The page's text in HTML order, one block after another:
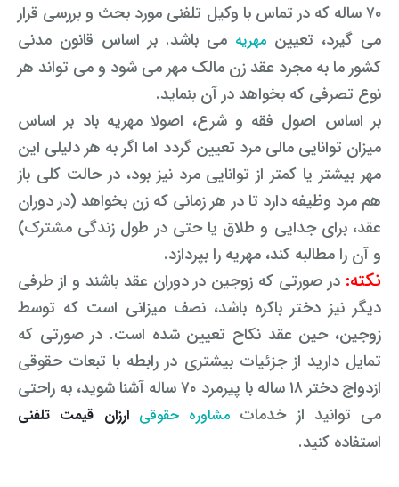
۷۰ ساله که در تماس با وکیل تلفنی مورد بحث و بررسی قرار
می گیرد، تعیین مهریه می باشد. بر اساس قانون مدنی
کشور ما به مجرد عقد زن مالک مهر می شود و می تواند هر
نوع تصرفی که بخواهد در آن بنماید.
بر اساس اصول فقه و شرع، اصولا مهریه باد بر اساس
میزان توانایی مالی مرد تعیین گردد اما اگر به هر دلیلی این
مهر بیشتر یا کمتر از توانایی مرد نیز بود، در حالت کلی باز
هم مرد وظیفه دارد تا در هر زمانی که زن بخواهد (در دوران
عقد، برای جدایی و طلاق یا حتی در طول زندگی مشترک)
و آن را مطالبه کند، مهریه را بپردازد.
نکته: در صورتی که زوجین در دوران عقد باشند و از طرفی
دیگر نیز دختر باکره باشد، نصف میزانی است که توسط
زوجین، حین عقد نکاح تعیین شده است. در صورتی که
تمایل دارید از جزئیات بیشتری در رابطه با تبعات حقوقی
ازدواج دختر ۱۸ ساله با پیرمرد ۷۰ ساله آشنا شوید، به راحتی
می توانید از خدمات مشاوره حقوقی ارزان قیمت تلفنی
استفاده کنید.